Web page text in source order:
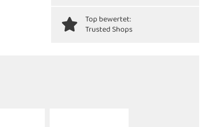
Top bewertet:
Trusted Shops